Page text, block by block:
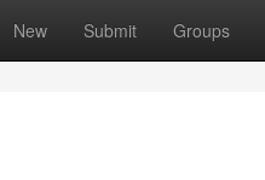
New Submit Groups